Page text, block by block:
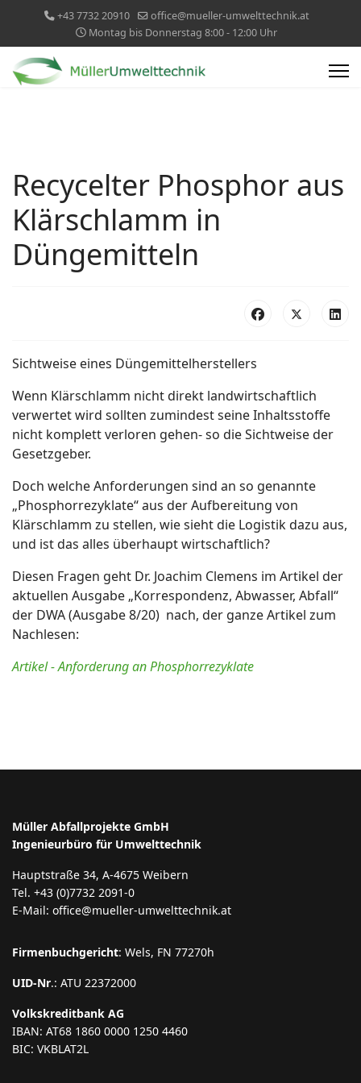
+43 7732 20910
office@mueller-umwelttechnik.at
Montag bis Donnerstag 8:00 - 12:00 Uhr
Recycelter Phosphor aus
Klärschlamm in
Düngemitteln
Sichtweise eines Düngemittelherstellers
Wenn Klärschlamm nicht direkt landwirtschaftlich
verwertet wird sollten zumindest seine Inhaltsstoffe
nicht komplett verloren gehen- so die Sichtweise der
Gesetzgeber.
Doch welche Anforderungen sind an so genannte
„Phosphorrezyklate“ aus der Aufbereitung von
Klärschlamm zu stellen, wie sieht die Logistik dazu aus,
und ist das alles überhaupt wirtschaftlich?
Diesen Fragen geht Dr. Joachim Clemens im Artikel der
aktuellen Ausgabe „Korrespondenz, Abwasser, Abfall“
der DWA (Ausgabe 8/20) nach, der ganze Artikel zum
Nachlesen:
Artikel - Anforderung an Phosphorrezyklate
Müller Abfallprojekte GmbH
Ingenieurbüro für Umwelttechnik
Hauptstraße 34, A-4675 Weibern
Tel. +43 (0)7732 2091-0
E-Mail: office@mueller-umwelttechnik.at
Firmenbuchgericht: Wels, FN 77270h
UID-Nr.: ATU 22372000
Volkskreditbank AG
IBAN: AT68 1860 0000 1250 4460
BIC: VKBLAT2L